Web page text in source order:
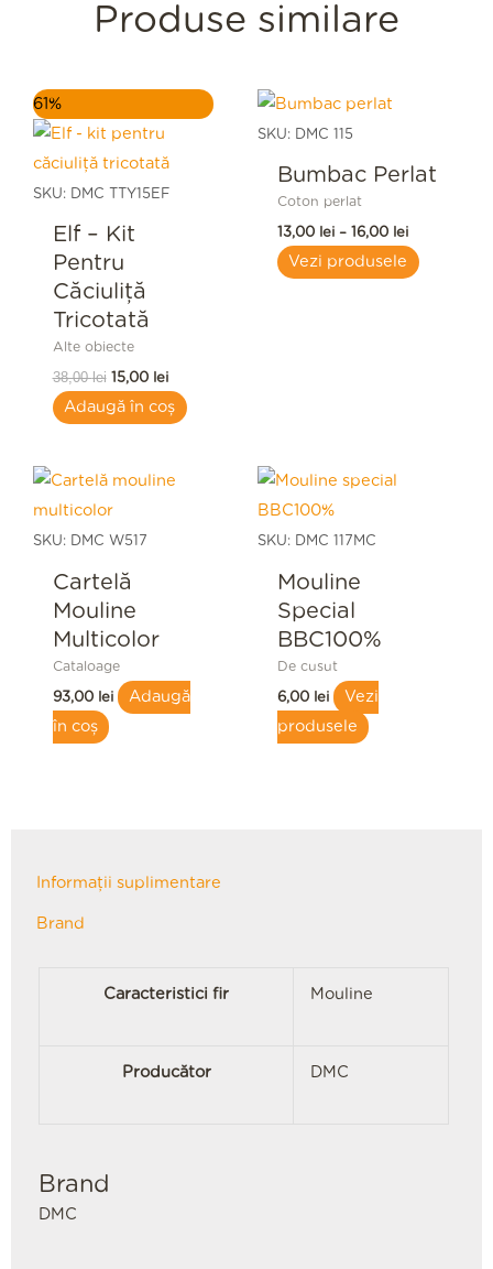
Produse similare
61%
SKU: DMC TTY15EF
Elf – Kit
Pentru
Căciuliță
Tricotată
Alte obiecte
38,00lei
a
38,00 lei.
15,00 lei
Prețul
curent
Adaugă în coș
SKU: DMC 115
Bumbac Perlat
Coton perlat
13,00 lei – 16,00 lei
până
Vezi produsele
SKU: DMC W517
Cartelă
Mouline
Multicolor
Cataloage
93,00 lei
Adaugă
în coș
SKU: DMC 117MC
Mouline
Special
BBC100%
De cusut
6,00 lei
Vezi
produsele
Informații suplimentare
Brand
Caracteristici fir Mouline
Producător DMC
Brand
DMC